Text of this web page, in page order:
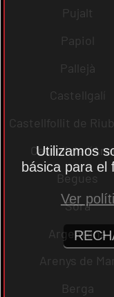
Pujalt
Papiol
Pallejà
Castellgalí
Castellfollit de
Castell de
Begues
Sora
Argentona
Arenys de
Berga
Utilizamos
básica para el
Ver